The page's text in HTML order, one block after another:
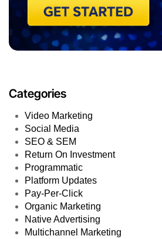
Categories
Video Marketing
Social Media
SEO & SEM
Return On Investment
Programmatic
Platform Updates
Pay-Per-Click
Organic Marketing
Native Advertising
Multichannel Marketing